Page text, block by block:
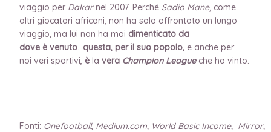
viaggio per Dakarnel 2007. Perché Sadio Mane, come
altri giocatori africani, non ha solo affrontato un lungo
viaggio, ma lui non ha mai dimenticato da
dove è venuto…questa, per il suo popolo, e anche per
noi veri sportivi, è la vera Champion Leagueche ha vinto.
Fonti: Onefootball, Medium.com, World Basic Income, Mirror,